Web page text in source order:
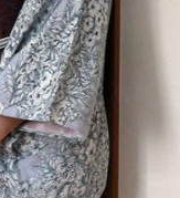
(19)
(3)